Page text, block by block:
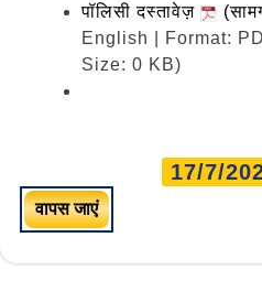
पॉलिसी दस्तावेज़
English | Format:
Size: 0 KB)
17/7/
वापस जाएं